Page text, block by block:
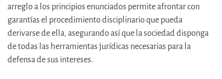
arreglo a los principios enunciados permite afrontar con
garantías el procedimiento disciplinario que pueda
derivarse de ella, asegurando así que la sociedad disponga
de todas las herramientas jurídicas necesarias para la
defensa de sus intereses.